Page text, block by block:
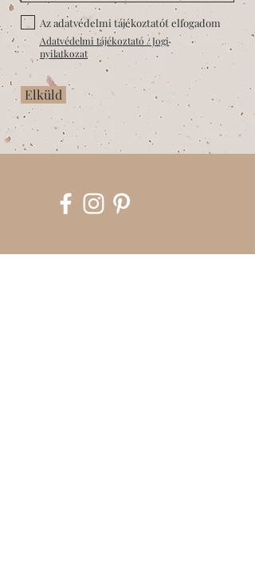
Az adatvédelmi tájékoztatót elfogadom
Adatvédelmi tájékoztató / Jogi
nyilatkozat
Elküld